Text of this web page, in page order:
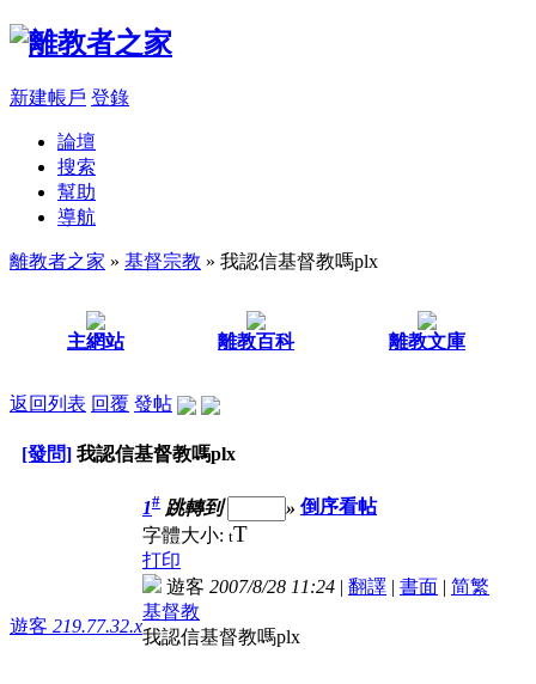
新建帳戶 登錄
論壇
搜索
幫助
導航
離教者之家 » 基督宗教 » 我認信基督教嗎plx
主網站 離教百科 離教文庫
返回列表 回覆 發帖
[發問] 我認信基督教嗎plx
遊客 219.77.32.x
1# 跳轉到 » 倒序看帖
字體大小: tT
打印
遊客 2007/8/28 11:24 | 翻譯 | 書面 | 简繁
基督教
我認信基督教嗎plx